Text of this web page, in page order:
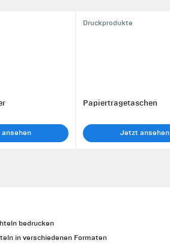
Druckprodukte
Papiertragetaschen
Jetzt ansehen
bedrucken
in verschiedenen Formaten